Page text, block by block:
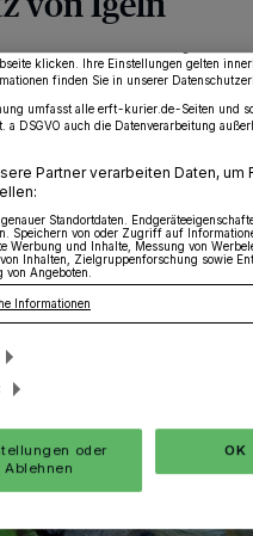
Die NABU-Ortsgruppe
für den Schutz der
ein und fordert ein
– insbesondere in den
, 08:00 Uhr Eine Minute
nicht mehr so relevant für Sie. Sie können
klicken. Ihre Einstellungen gelten
finden Sie in unserer
umfasst alle erft-kurier.de-Seiten und
a DSGVO auch die Datenverarbeitung
Partner verarbeiten Daten, um
Standortdaten.
Speichern von oder Zugriff auf
Werbung und Inhalte, Messung von
von Inhalten, Zielgruppenforschung sowie
von Angeboten.
Informationen
oder
Ablehnen
OK